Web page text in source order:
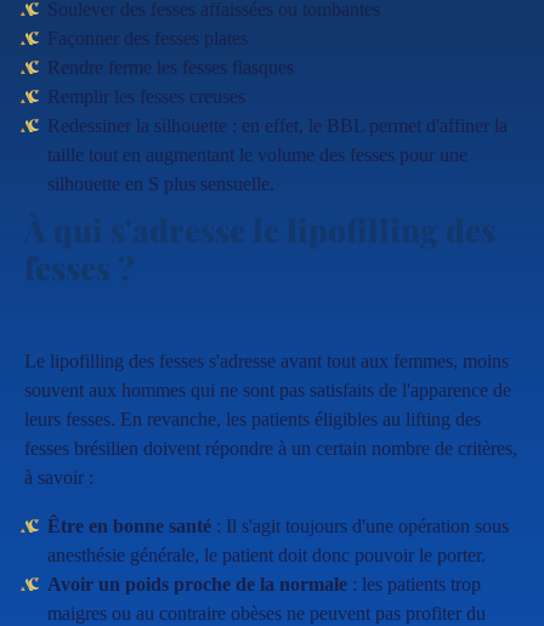
Soulever des fesses affaissées ou tombantes
Façonner des fesses plates
Rendre ferme les fesses flasques
Remplir les fesses creuses
Redessiner la silhouette : en effet, le BBL permet d'affiner la
taille tout en augmentant le volume des fesses pour une
silhouette en S plus sensuelle.
À qui s'adresse le lipofilling des
fesses ?
Le lipofilling des fesses s'adresse avant tout aux femmes, moins
souvent aux hommes qui ne sont pas satisfaits de l'apparence de
leurs fesses. En revanche, les patients éligibles au lifting des
fesses brésilien doivent répondre à un certain nombre de critères,
à savoir :
Être en bonne santé : Il s'agit toujours d'une opération sous
anesthésie générale, le patient doit donc pouvoir le porter.
Avoir un poids proche de la normale : les patients trop
maigres ou au contraire obèses ne peuvent pas profiter du